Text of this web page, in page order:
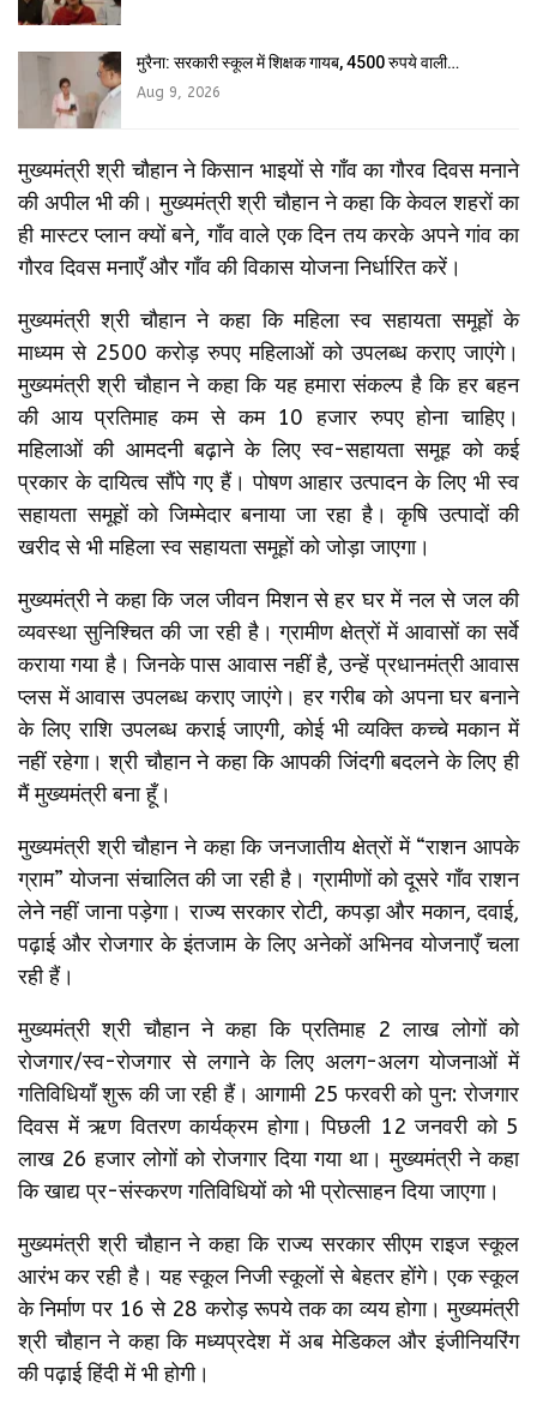
मुरैना: सरकारी स्कूल में शिक्षक गायब, 4500 रुपये वाली…
Aug 9, 2026
मुख्यमंत्री श्री चौहान ने किसान भाइयों से गाँव का गौरव दिवस मनाने
की अपील भी की। मुख्यमंत्री श्री चौहान ने कहा कि केवल शहरों का
ही मास्टर प्लान क्यों बने, गाँव वाले एक दिन तय करके अपने गांव का
गौरव दिवस मनाएँ और गाँव की विकास योजना निर्धारित करें।
मुख्यमंत्री श्री चौहान ने कहा कि महिला स्व सहायता समूहों के
माध्यम से 2500 करोड़ रुपए महिलाओं को उपलब्ध कराए जाएंगे।
मुख्यमंत्री श्री चौहान ने कहा कि यह हमारा संकल्प है कि हर बहन
की आय प्रतिमाह कम से कम 10 हजार रुपए होना चाहिए।
महिलाओं की आमदनी बढ़ाने के लिए स्व-सहायता समूह को कई
प्रकार के दायित्व सौंपे गए हैं। पोषण आहार उत्पादन के लिए भी स्व
सहायता समूहों को जिम्मेदार बनाया जा रहा है। कृषि उत्पादों की
खरीद से भी महिला स्व सहायता समूहों को जोड़ा जाएगा।
मुख्यमंत्री ने कहा कि जल जीवन मिशन से हर घर में नल से जल की
व्यवस्था सुनिश्चित की जा रही है। ग्रामीण क्षेत्रों में आवासों का सर्वे
कराया गया है। जिनके पास आवास नहीं है, उन्हें प्रधानमंत्री आवास
प्लस में आवास उपलब्ध कराए जाएंगे। हर गरीब को अपना घर बनाने
के लिए राशि उपलब्ध कराई जाएगी, कोई भी व्यक्ति कच्चे मकान में
नहीं रहेगा। श्री चौहान ने कहा कि आपकी जिंदगी बदलने के लिए ही
मैं मुख्यमंत्री बना हूँ।
मुख्यमंत्री श्री चौहान ने कहा कि जनजातीय क्षेत्रों में “राशन आपके
ग्राम” योजना संचालित की जा रही है। ग्रामीणों को दूसरे गाँव राशन
लेने नहीं जाना पड़ेगा। राज्य सरकार रोटी, कपड़ा और मकान, दवाई,
पढ़ाई और रोजगार के इंतजाम के लिए अनेकों अभिनव योजनाएँ चला
रही हैं।
मुख्यमंत्री श्री चौहान ने कहा कि प्रतिमाह 2 लाख लोगों को
रोजगार/स्व-रोजगार से लगाने के लिए अलग-अलग योजनाओं में
गतिविधियाँ शुरू की जा रही हैं। आगामी 25 फरवरी को पुन: रोजगार
दिवस में ऋण वितरण कार्यक्रम होगा। पिछली 12 जनवरी को 5
लाख 26 हजार लोगों को रोजगार दिया गया था। मुख्यमंत्री ने कहा
कि खाद्य प्र-संस्करण गतिविधियों को भी प्रोत्साहन दिया जाएगा।
मुख्यमंत्री श्री चौहान ने कहा कि राज्य सरकार सीएम राइज स्कूल
आरंभ कर रही है। यह स्कूल निजी स्कूलों से बेहतर होंगे। एक स्कूल
के निर्माण पर 16 से 28 करोड़ रूपये तक का व्यय होगा। मुख्यमंत्री
श्री चौहान ने कहा कि मध्यप्रदेश में अब मेडिकल और इंजीनियरिंग
की पढ़ाई हिंदी में भी होगी।